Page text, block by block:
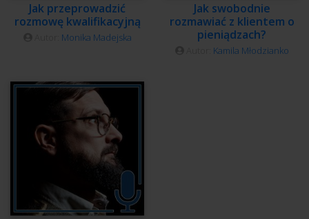
Jak przeprowadzić
rozmowę kwalifikacyjną
Monika Madejska
Jak swobodnie
rozmawiać z klientem o
pieniądzach?
Kamila Młodzianko